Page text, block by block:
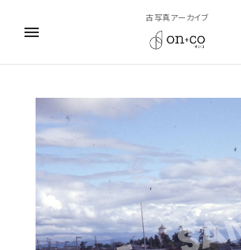
古写真アーカイブ